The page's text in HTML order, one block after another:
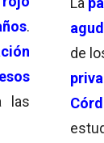
de
.
las